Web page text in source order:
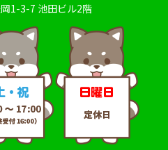
1-3-7 池田ビル2階